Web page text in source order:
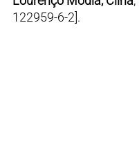
122959-6-2].